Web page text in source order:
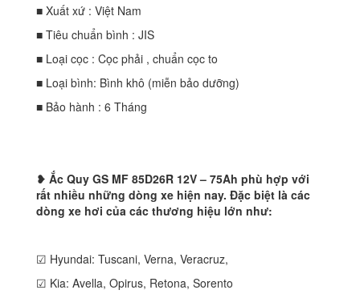
■ Xuất xứ : Việt Nam
■ Tiêu chuẩn bình : JIS
■ Loại cọc : Cọc phải , chuẩn cọc to
■ Loại bình: Bình khô (miễn bảo dưỡng)
■ Bảo hành : 6 Tháng
❥ Ắc Quy GS MF 85D26R 12V – 75Ah phù hợp với
rất nhiều những dòng xe hiện nay. Đặc biệt là các
dòng xe hơi của các thương hiệu lớn như:
☑ Hyundai: Tuscani, Verna, Veracruz,
☑ Kia: Avella, Opirus, Retona, Sorento